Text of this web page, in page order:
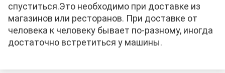
спуститься.Это необходимо при доставке из
магазинов или ресторанов. При доставке от
человека к человеку бывает по-разному, иногда
достаточно встретиться у машины.